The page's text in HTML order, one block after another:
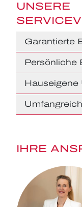
IHRE
UNSERE
Garantierte
Persönliche
Hauseigene